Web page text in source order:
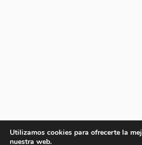
Utilizamos cookies para ofrecerte la
nuestra web.